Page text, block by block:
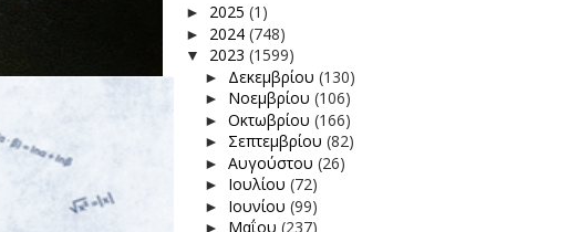
► 2025 (1)
► 2024 (748)
▼ 2023 (1599)
► Δεκεμβρίου (130)
► Νοεμβρίου (106)
► Οκτωβρίου (166)
► Σεπτεμβρίου (82)
► Αυγούστου (26)
► Ιουλίου (72)
► Ιουνίου (99)
► Μαΐου (237)